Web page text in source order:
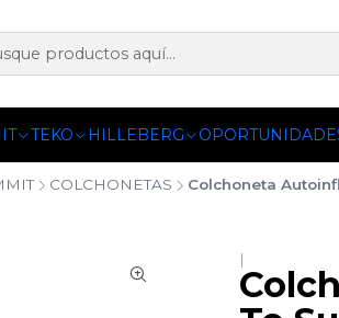
TEKO HILLEBERG
COLCHONETAS Colchoneta
|